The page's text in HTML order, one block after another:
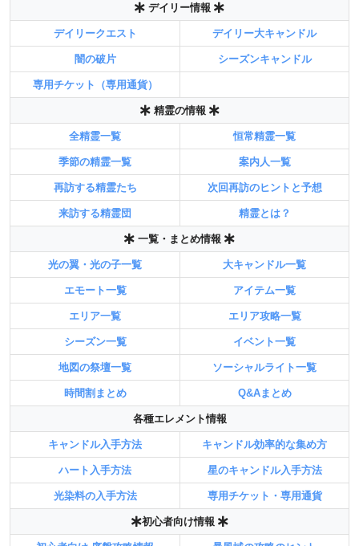
デイリー情報
デイリークエスト デイリー大キャンドル
闇の破片 シーズンキャンドル
専用チケット（専用通貨）
精霊の情報
全精霊一覧 恒常精霊一覧
季節の精霊一覧 案内人一覧
再訪する精霊たち 次回再訪のヒントと予想
来訪する精霊団 精霊とは？
一覧・まとめ情報
光の翼・光の子一覧 大キャンドル一覧
エモート一覧 アイテム一覧
エリア一覧 エリア攻略一覧
シーズン一覧 イベント一覧
地図の祭壇一覧 ソーシャルライト一覧
時間割まとめ Q&Aまとめ
各種エレメント情報
キャンドル入手方法 キャンドル効率的な集め方
ハート入手方法 星のキャンドル入手方法
光染料の入手方法 専用チケット・専用通貨
初心者向け情報